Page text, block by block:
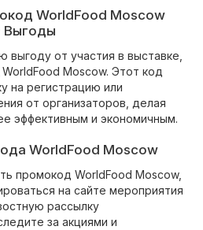
WorldFood Moscow
Выгоды
выгоду от участия в выставке,
Moscow. Этот код
на регистрацию или
от организаторов, делая
эффективным и экономичным.
WorldFood Moscow
промокод WorldFood Moscow,
на сайте мероприятия
рассылку
за акциями и